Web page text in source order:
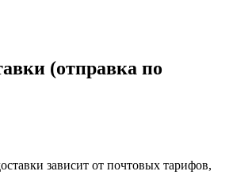
(отправка по
зависит от почтовых тарифов,